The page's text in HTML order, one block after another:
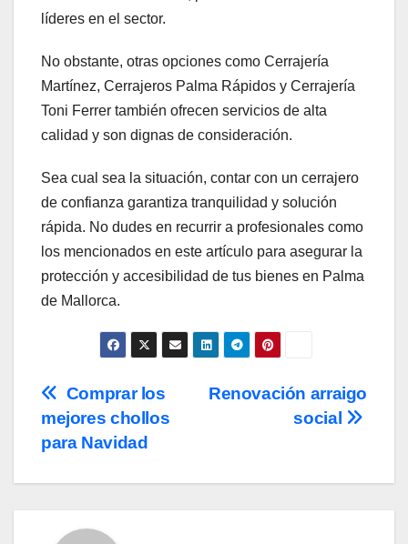
líderes en el sector.
No obstante, otras opciones como Cerrajería
Martínez, Cerrajeros Palma Rápidos y Cerrajería
Toni Ferrer también ofrecen servicios de alta
calidad y son dignas de consideración.
Sea cual sea la situación, contar con un cerrajero
de confianza garantiza tranquilidad y solución
rápida. No dudes en recurrir a profesionales como
los mencionados en este artículo para asegurar la
protección y accesibilidad de tus bienes en Palma
de Mallorca.
Navegación
de
Renovación arraigo
social
Comprar los
mejores chollos
para Navidad